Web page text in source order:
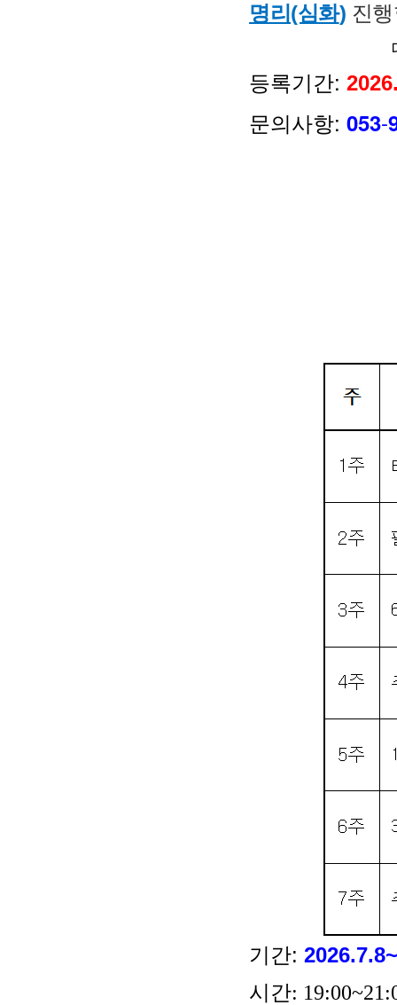
명리(심화) 진
등록기간:
문의사항: 053-
기간:
시간: